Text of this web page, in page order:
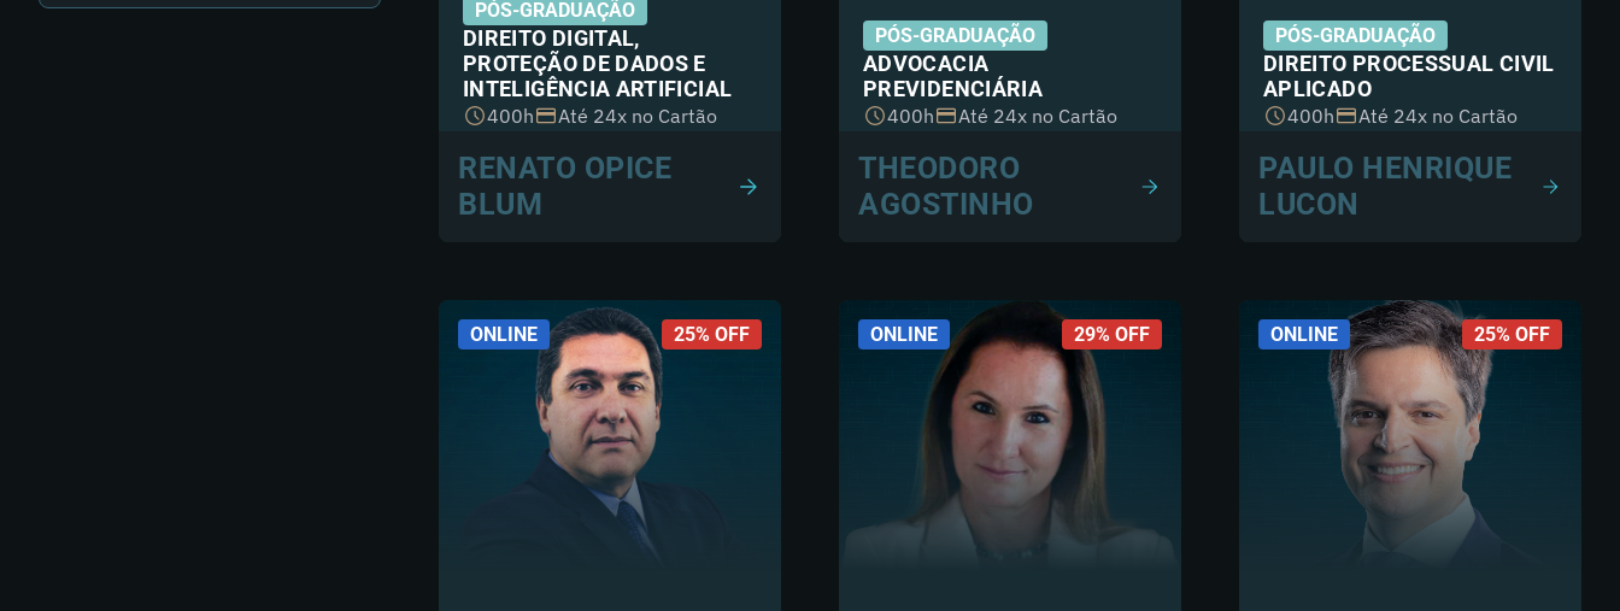
PÓS-GRADUAÇÃO
DIREITO DIGITAL,
PROTEÇÃO DE DADOS E
INTELIGÊNCIA ARTIFICIAL
400h Até 24x no Cartão
RENATO OPICE
BLUM
PÓS-GRADUAÇÃO
ADVOCACIA
PREVIDENCIÁRIA
400h Até 24x no Cartão
THEODORO
AGOSTINHO
PÓS-GRADUAÇÃO
DIREITO PROCESSUAL CIVIL
APLICADO
400h Até 24x no Cartão
PAULO HENRIQUE
LUCON
ONLINE 25% OFF ONLINE 29% OFF ONLINE 25% OFF